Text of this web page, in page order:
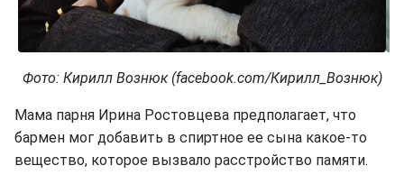
Фото: Кирилл Вознюк (facebook.com/Кирилл_Вознюк)
Мама парня Ирина Ростовцева предполагает, что
бармен мог добавить в спиртное ее сына какое-то
вещество, которое вызвало расстройство памяти.